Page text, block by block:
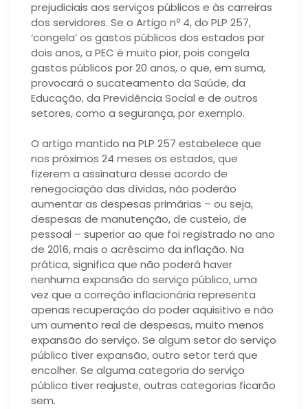
prejudiciais aos serviços públicos e às carreiras
dos servidores. Se o Artigo nº 4, do PLP 257,
‘congela’ os gastos públicos dos estados por
dois anos, a PEC é muito pior, pois congela
gastos públicos por 20 anos, o que, em suma,
provocará o sucateamento da Saúde, da
Educação, da Previdência Social e de outros
setores, como a segurança, por exemplo.
O artigo mantido na PLP 257 estabelece que
nos próximos 24 meses os estados, que
fizerem a assinatura desse acordo de
renegociação das dívidas, não poderão
aumentar as despesas primárias – ou seja,
despesas de manutenção, de custeio, de
pessoal – superior ao que foi registrado no ano
de 2016, mais o acréscimo da inflação. Na
prática, significa que não poderá haver
nenhuma expansão do serviço público, uma
vez que a correção inflacionária representa
apenas recuperação do poder aquisitivo e não
um aumento real de despesas, muito menos
expansão do serviço. Se algum setor do serviço
público tiver expansão, outro setor terá que
encolher. Se alguma categoria do serviço
público tiver reajuste, outras categorias ficarão
sem.